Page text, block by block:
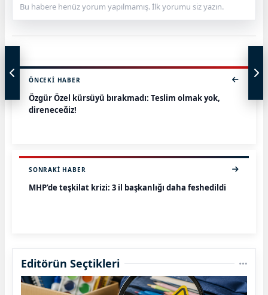
Bu habere henüz yorum yapılmamış. İlk yorumu siz yazın.
ÖNCEKI HABER
Özgür Özel kürsüyü bırakmadı: Teslim olmak yok,
direneceğiz!
SONRAKI HABER
MHP’de teşkilat krizi: 3 il başkanlığı daha feshedildi
Editörün Seçtikleri